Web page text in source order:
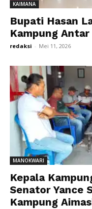
KAIMANA
Bupati Hasan
Kampung
redaksi - Mei 11, 2026
MANOKWARI
Kepala
Senator Yance
Kampung